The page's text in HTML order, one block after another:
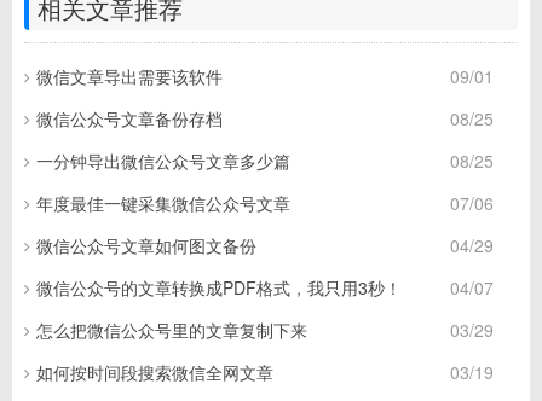
相关文章推荐
09/01
微信文章导出需要该软件
08/25
微信公众号文章备份存档
08/25
一分钟导出微信公众号文章多少篇
07/06
年度最佳一键采集微信公众号文章
04/29
微信公众号文章如何图文备份
04/07
微信公众号的文章转换成PDF格式，我只用3秒！
03/29
怎么把微信公众号里的文章复制下来
03/19
如何按时间段搜索微信全网文章